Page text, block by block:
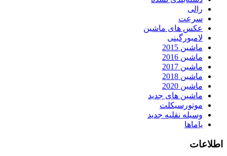
رالی
سرعت
عکس های ماشین
لامبورگینی
ماشین 2015
ماشین 2016
ماشین 2017
ماشین 2018
ماشین 2020
ماشین های جدید
موتورسیکلت
وسیله نقلیه جدید
یاماها
اطلاعات